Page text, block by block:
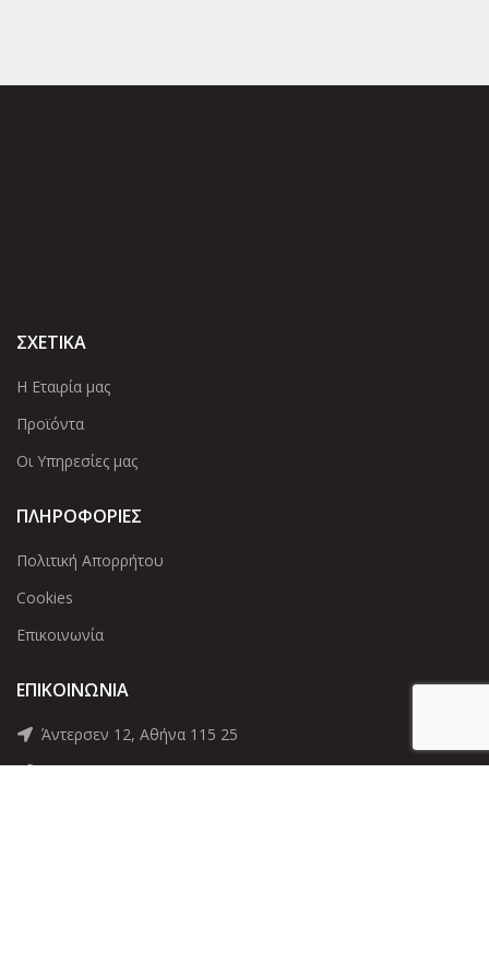
ΣΧΕΤΙΚΑ
Η Εταιρία μας
Προϊόντα
Οι Υπηρεσίες μας
ΠΛΗΡΟΦΟΡΙΕΣ
Πολιτική Απορρήτου
Cookies
Επικοινωνία
ΕΠΙΚΟΙΝΩΝΊΑ
Άντερσεν 12, Αθήνα 115 25
+30 210 2 207 853